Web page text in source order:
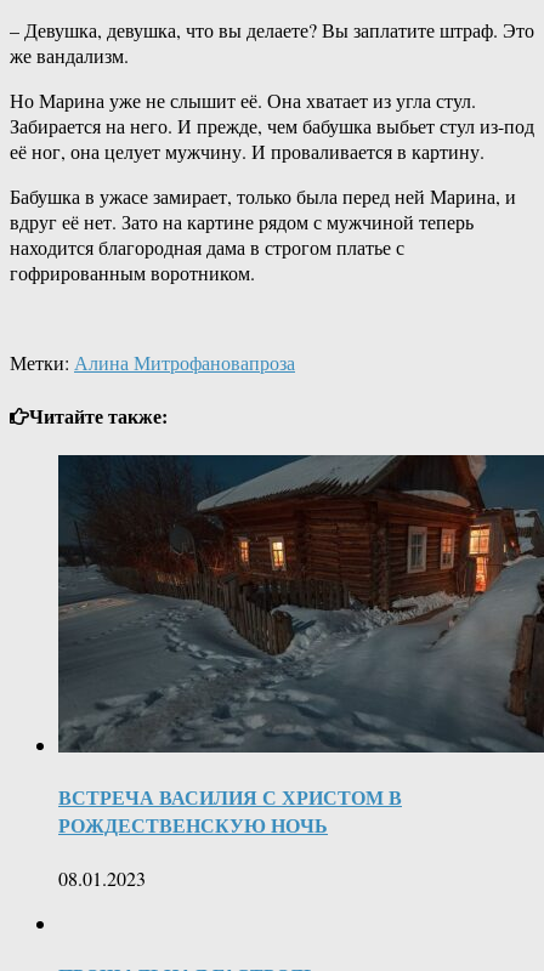
– Девушка, девушка, что вы делаете? Вы заплатите штраф. Это
же вандализм.
Но Марина уже не слышит её. Она хватает из угла стул.
Забирается на него. И прежде, чем бабушка выбьет стул из-под
её ног, она целует мужчину. И проваливается в картину.
Бабушка в ужасе замирает, только была перед ней Марина, и
вдруг её нет. Зато на картине рядом с мужчиной теперь
находится благородная дама в строгом платье с
гофрированным воротником.
Метки: Алина Митрофановапроза
Читайте также:
ВСТРЕЧА ВАСИЛИЯ С ХРИСТОМ В
РОЖДЕСТВЕНСКУЮ НОЧЬ
08.01.2023